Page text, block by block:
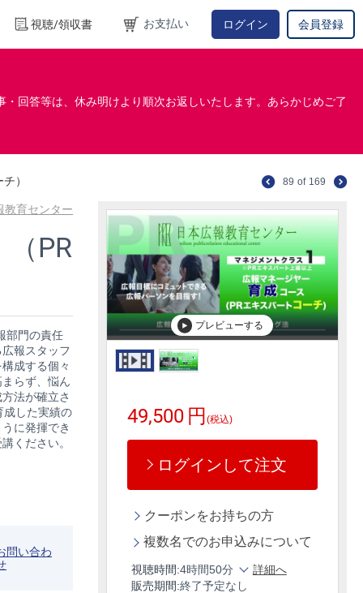
視聴/領収書 お支払い ログイン 会員登録
回答等は、休み明けより順次お返しいたします。あらかじめご了
） 89 of 169
プレビューする
教育センター
PR
部門の責任
報スタッフ
成する個々
らず、悩ん
法が確立さ
成した実績の
に発揮でき
ください。
49,500 円 (税込)
ログインして注文
クーポンをお持ちの方
複数名でのお申込みについて
視聴時間:4時間50分
詳細へ
販売期間:終了予定なし
問い合わ